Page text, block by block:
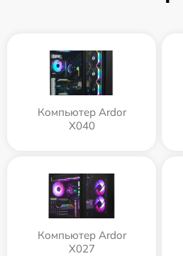
Компьютер Ardor
X040
Компьютер Ardor
X027